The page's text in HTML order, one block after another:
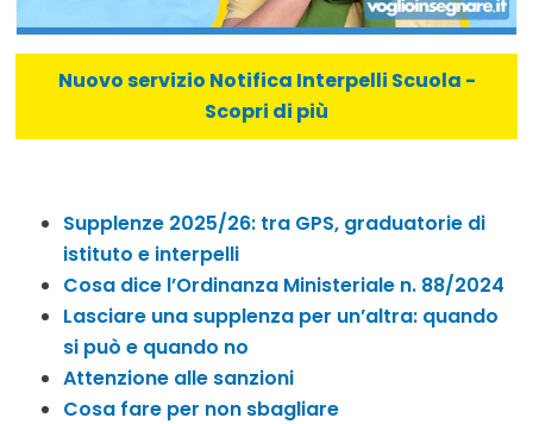
Nuovo servizio Notifica Interpelli Scuola -
Scopri di più
Supplenze 2025/26: tra GPS, graduatorie di
istituto e interpelli
Cosa dice l’Ordinanza Ministeriale n. 88/2024
Lasciare una supplenza per un’altra: quando
si può e quando no
Attenzione alle sanzioni
Cosa fare per non sbagliare